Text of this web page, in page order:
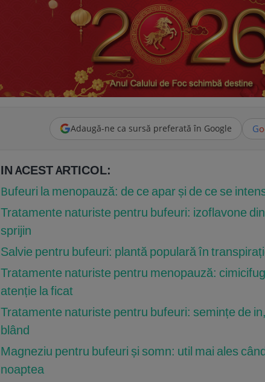
Adaugă-ne ca sursă preferată în Google Go
IN ACEST ARTICOL:
Bufeuri la menopauză: de ce apar și de ce se
Tratamente naturiste pentru bufeuri: izoflavone
sprijin
Salvie pentru bufeuri: plantă populară în
Tratamente naturiste pentru menopauză:
atenție la ficat
Tratamente naturiste pentru bufeuri: semințe de
blând
Magneziu pentru bufeuri și somn: util mai ales
noaptea